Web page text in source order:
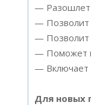
— Разошлет
— Позволит
— Позволит
— Поможет
— Включает
Для новых